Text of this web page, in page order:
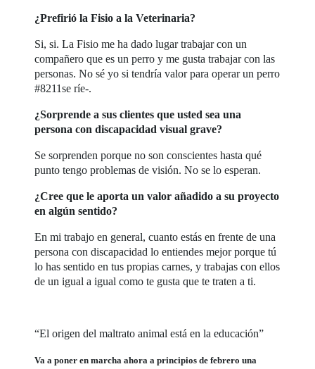
¿Prefirió la Fisio a la Veterinaria?
Si, si. La Fisio me ha dado lugar trabajar con un
compañero que es un perro y me gusta trabajar con las
personas. No sé yo si tendría valor para operar un perro
#8211se ríe-.
¿Sorprende a sus clientes que usted sea una
persona con discapacidad visual grave?
Se sorprenden porque no son conscientes hasta qué
punto tengo problemas de visión. No se lo esperan.
¿Cree que le aporta un valor añadido a su proyecto
en algún sentido?
En mi trabajo en general, cuanto estás en frente de una
persona con discapacidad lo entiendes mejor porque tú
lo has sentido en tus propias carnes, y trabajas con ellos
de un igual a igual como te gusta que te traten a ti.
“El origen del maltrato animal está en la educación”
Va a poner en marcha ahora a principios de febrero una